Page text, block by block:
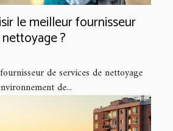
le meilleur fournisseur
?
de services de nettoyage
de...